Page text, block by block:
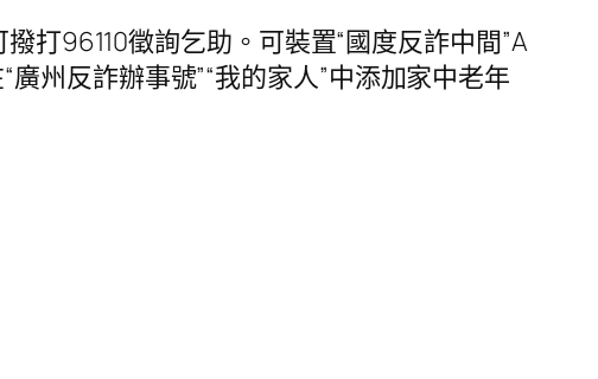
打96110徵詢乞助。可裝置“國度反詐中間”A
州反詐辦事號”“我的家人”中添加家中老年